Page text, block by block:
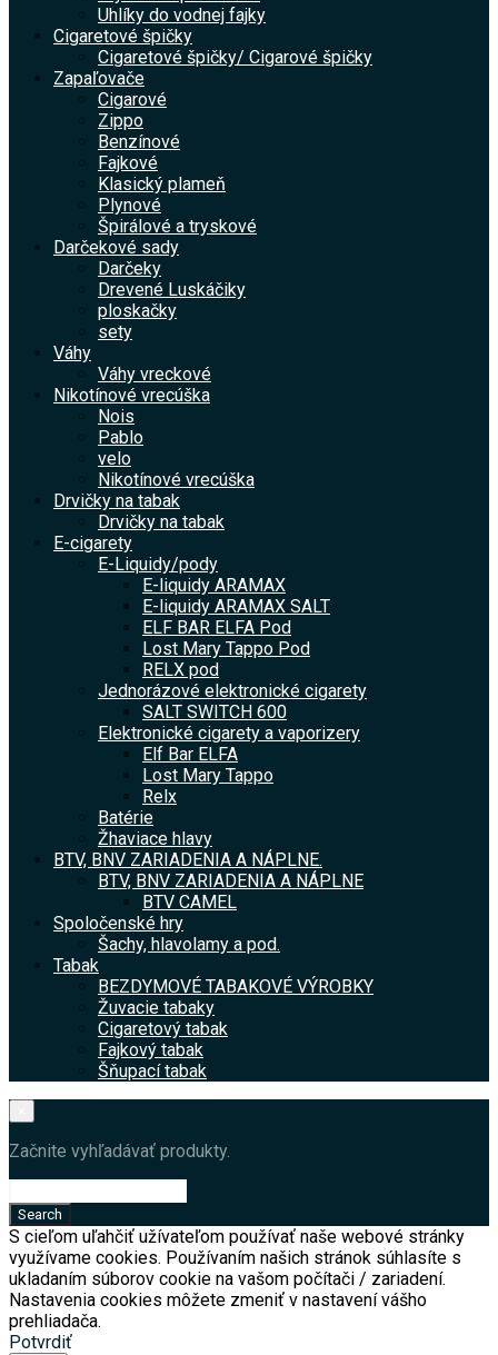
Uhlíky do vodnej fajky
Cigaretové špičky
Cigaretové špičky/ Cigarové špičky
Zapaľovače
Cigarové
Zippo
Benzínové
Fajkové
Klasický plameň
Plynové
Špirálové a tryskové
Darčekové sady
Darčeky
Drevené Luskáčiky
ploskačky
sety
Váhy
Váhy vreckové
Nikotínové vrecúška
Nois
Pablo
velo
Nikotínové vrecúška
Drvičky na tabak
Drvičky na tabak
E-cigarety
E-Liquidy/pody
E-liquidy ARAMAX
E-liquidy ARAMAX SALT
ELF BAR ELFA Pod
Lost Mary Tappo Pod
RELX pod
Jednorázové elektronické cigarety
SALT SWITCH 600
Elektronické cigarety a vaporizery
Elf Bar ELFA
Lost Mary Tappo
Relx
Batérie
Žhaviace hlavy
BTV, BNV ZARIADENIA A NÁPLNE.
BTV, BNV ZARIADENIA A NÁPLNE
BTV CAMEL
Spoločenské hry
Šachy, hlavolamy a pod.
Tabak
BEZDYMOVÉ TABAKOVÉ VÝROBKY
Žuvacie tabaky
Cigaretový tabak
Fajkový tabak
Šňupací tabak
Začnite vyhľadávať produkty.
S cieľom uľahčiť užívateľom používať naše webové stránky
využívame cookies. Používaním našich stránok súhlasíte s
ukladaním súborov cookie na vašom počítači / zariadení.
Nastavenia cookies môžete zmeniť v nastavení vášho
prehliadača.
Potvrdiť